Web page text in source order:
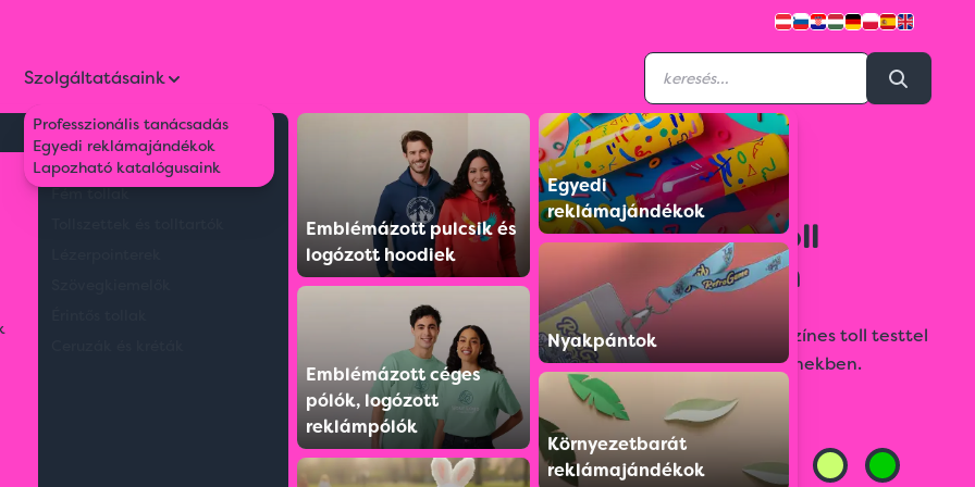
Környezetbarát tollak
Műanyag tollak
Fém tollak
Emblémázott pulcsik és
logózott hoodiek
Emblémázott céges
pólók, logózott
reklámpólók
Egyedi
reklámajándékok
Nyakpántok
Környezetbarát
reklámajándékok
Szolgáltatásaink
Professzionális tanácsadás
Egyedi reklámajándékok
Lapozható katalógusaink
1094512
Műanyag golyóstoll
pasztell színekben
Műanyag golyóstoll kék betéttel, színes toll testtel
és fém klipsszel divatos pasztell színekben.
Színválaszték: